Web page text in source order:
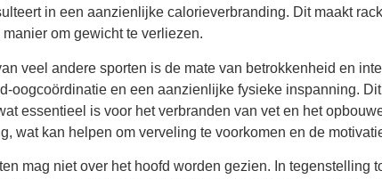
in een aanzienlijke calorieverbranding. Dit maakt
om gewicht te verliezen.
veel andere sporten is de mate van betrokkenheid en
oogcoördinatie en een aanzienlijke fysieke inspanning.
essentieel is voor het verbranden van vet en het
wat kan helpen om verveling te voorkomen en de
mag niet over het hoofd worden gezien. In tegenstelling